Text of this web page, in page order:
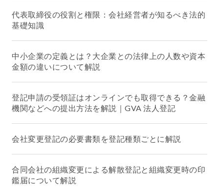
代表取締役の役割と権限：会社経営者が知るべき法的
基礎知識
中小企業の定義とは？大企業との法律上の人数や資本
金額の違いについて解説
登記申請の受領証はオンラインでも取得できる？金融
機関などへの提出方法を解説｜GVA 法人登記
会社変更登記の必要書類を登記種類ごとに解説
合同会社の組織変更による解散登記と組織変更時の印
鑑届について解説